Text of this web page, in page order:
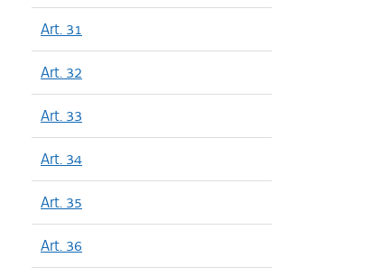
Art. 31
Art. 32
Art. 33
Art. 34
Art. 35
Art. 36